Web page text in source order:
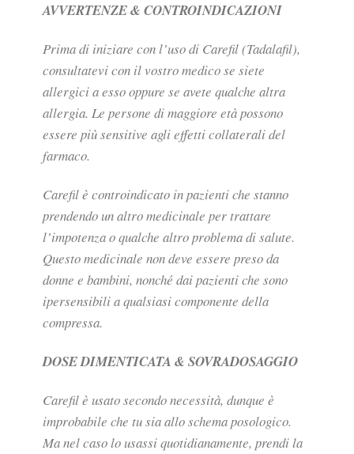
AVVERTENZE & CONTROINDICAZIONI
Prima di iniziare con l’uso di Carefil (Tadalafil),
consultatevi con il vostro medico se siete
allergici a esso oppure se avete qualche altra
allergia. Le persone di maggiore età possono
essere più sensitive agli effetti collaterali del
farmaco.
Carefil è controindicato in pazienti che stanno
prendendo un altro medicinale per trattare
l’impotenza o qualche altro problema di salute.
Questo medicinale non deve essere preso da
donne e bambini, nonché dai pazienti che sono
ipersensibili a qualsiasi componente della
compressa.
DOSE DIMENTICATA & SOVRADOSAGGIO
Carefil è usato secondo necessità, dunque è
improbabile che tu sia allo schema posologico.
Ma nel caso lo usassi quotidianamente, prendi la